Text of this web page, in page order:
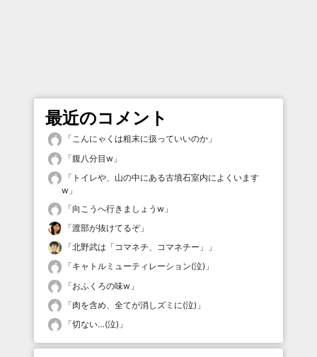
最近のコメント
「こんにゃくは粗末に扱っていいのか 」
「腹八分目w 」
「 トイレや、山の中にある古墳石室内によくいます
w 」
「向こうへ行きましょうw 」
「渡部が抜けてるぞ」
「北野武は「コマネチ、コマネチー」
」
「キャトルミューティレーション(泣) 」
「おふくろの味w 」
「肉を含め、全てが消しズミに(泣) 」
「切ない…(泣) 」